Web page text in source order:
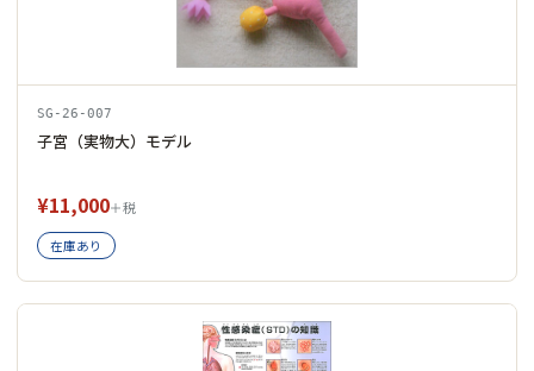
SG-26-007
子宮（実物大）モデル
¥11,000＋税
在庫あり